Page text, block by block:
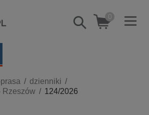
Pokaż/schowaj
wyszukiwarkę
0
prasa
dzienniki
Rzeszów
124/2026